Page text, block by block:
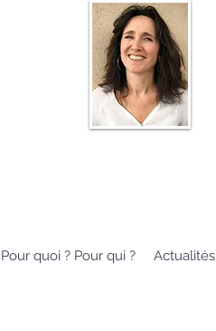
Pour quoi ? Pour qui ? Actualités